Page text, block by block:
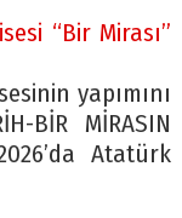
“Bir Mirası”
yapımını
BİR MİRASIN
Atatürk